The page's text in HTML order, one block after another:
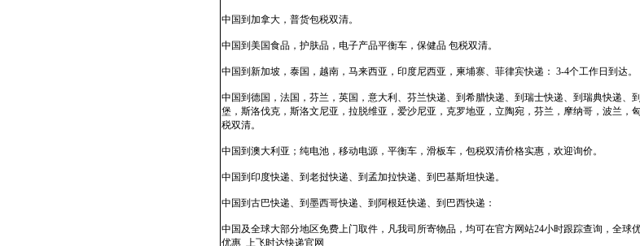
中国到加拿大，普货包税双清。
中国到美国食品，护肤品，电子产品平衡车，保健品 包税双清。
中国到新加坡，泰国，越南，马来西亚，印度尼西亚，柬埔寨、菲律宾快递： 3-4个工作日到达。
中国到德国，法国，芬兰，英国，意大利、芬兰快递、到希腊快递、到瑞士快递、到瑞典快递、
堡，斯洛伐克，斯洛文尼亚，拉脱维亚，爱沙尼亚，克罗地亚，立陶宛，芬兰，摩纳哥，波兰，
税双清。
中国到澳大利亚；纯电池，移动电源，平衡车，滑板车，包税双清价格实惠，欢迎询价。
中国到印度快递、到老挝快递、到孟加拉快递、到巴基斯坦快递。
中国到古巴快递、到墨西哥快递、到阿根廷快递、到巴西快递：
中国及全球大部分地区免费上门取件，凡我司所寄物品，均可在官方网站24小时跟踪查询，全球
优惠_上飞时达快递官网